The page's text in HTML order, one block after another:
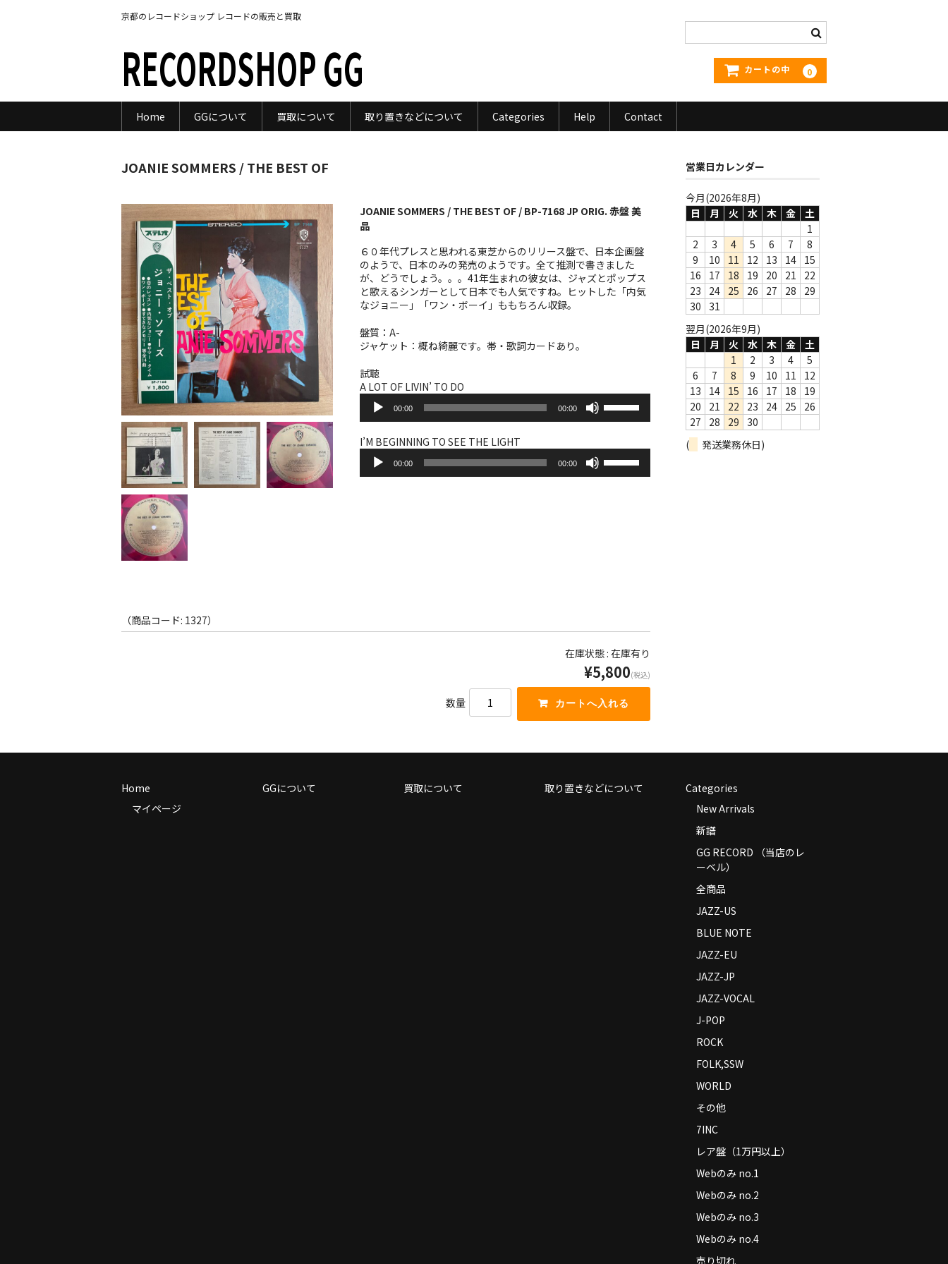
京都のレコードショップ レコードの販売と買取
RECORDSHOP GG カートの中 0
Home GGについて 買取について 取り置きなどについて Categories Help Contact
JOANIE SOMMERS / THE BEST OF
JOANIE SOMMERS / THE BEST OF / BP-7168 JP ORIG. 赤盤 美
品
６０年代プレスと思われる東芝からのリリース盤で、日本企画盤
のようで、日本のみの発売のようです。全て推測で書きました
が、どうでしょう。。。41年生まれの彼女は、ジャズとポップス
と歌えるシンガーとして日本でも人気ですね。ヒットした「内気
なジョニー」「ワン・ボーイ」ももちろん収録。
盤質：A-
ジャケット：概ね綺麗です。帯・歌詞カードあり。
試聴
A LOT OF LIVIN’ TO DO
プ
レ
ー
ー
00:00 00:00
リ
調
節
く
だ
さ
I’M BEGINNING TO SEE THE LIGHT
プ
00:00 00:00
リ
を
使
っ
く
だ
（商品コード: 1327）
在庫状態 : 在庫有り
¥5,800(税込)
数量
営業日カレンダー
今月(2026年8月)
日
月 火 水 木 金
土
1
2
3 4 5 6 7
8
9
10 11 12 13 14 15
16
17 18 19 20 21
22
23
24 25 26 27 28
29
30
31
翌月(2026年9月)
日
月 火 水 木 金
土
1
2 3 4
5
6
7 8 9 10 11
12
13
14 15 16 17 18
19
20
21 22 23 24 25
26
27
28 29
30
(
発送業務休日)
Home
マイページ
GGについて 買取について 取り置きなどについて
Categories
New Arrivals
新譜
GG RECORD （当店のレ
ーベル）
全商品
JAZZ-US
BLUE NOTE
JAZZ-EU
JAZZ-JP
JAZZ-VOCAL
J-POP
ROCK
FOLK,SSW
WORLD
その他
7INC
レア盤（1万円以上）
Webのみ no.1
Webのみ no.2
Webのみ no.3
Webのみ no.4
売り切れ